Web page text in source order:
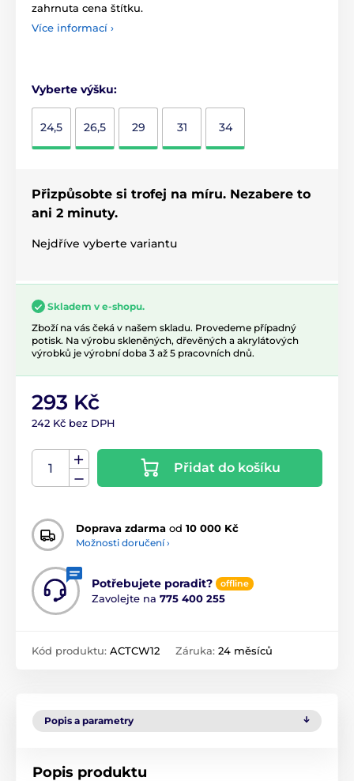
zahrnuta cena štítku.
Více informací ›
Vyberte výšku:
24,5 26,5 29 31 34
Přizpůsobte si trofej na míru. Nezabere to
ani 2 minuty.
Nejdříve vyberte variantu
Skladem v e-shopu.
Zboží na vás čeká v našem skladu. Provedeme případný
potisk. Na výrobu skleněných, dřevěných a akrylátových
výrobků je výrobní doba 3 až 5 pracovních dnů.
293 Kč
242 Kč bez DPH
Přidat do košíku
Doprava zdarma od 10 000 Kč
Možnosti doručení ›
Potřebujete poradit? offline
Zavolejte na 775 400 255
Kód produktu: ACTCW12 Záruka: 24 měsíců
Popis a parametry
Popis produktu